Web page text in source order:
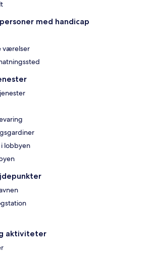
med handicap
værelser
i lobbyen
aktiviteter